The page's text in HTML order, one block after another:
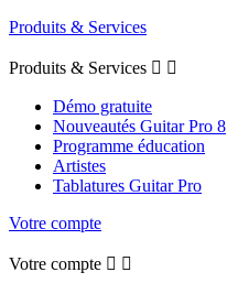
Produits & Services
Produits & Services  
Démo gratuite
Nouveautés Guitar Pro 8
Programme éducation
Artistes
Tablatures Guitar Pro
Votre compte
Votre compte  